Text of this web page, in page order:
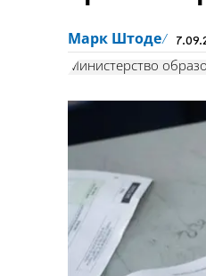
Марк Штоде
Министерство